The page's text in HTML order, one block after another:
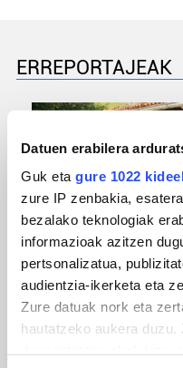
Datuen erabilera
Guk eta gure 1022
zure IP zenbakia,
bezalako teknologiak
informazioak azitzen
pertsonalizatua,
audientzia-ikerketa eta
Zure datuak nork eta
hautatzeko aukera duzu.
ERREPORTAJEAK
URBIAKO FESTA
Urbiako zelaiak